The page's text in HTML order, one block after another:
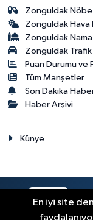
Zonguldak
Zonguldak Hava
Zonguldak
Zonguldak Trafik
Puan Durumu ve
Tüm Manşetler
Son Dakika
Haber Arşivi
Künye
RSS
En iyi site